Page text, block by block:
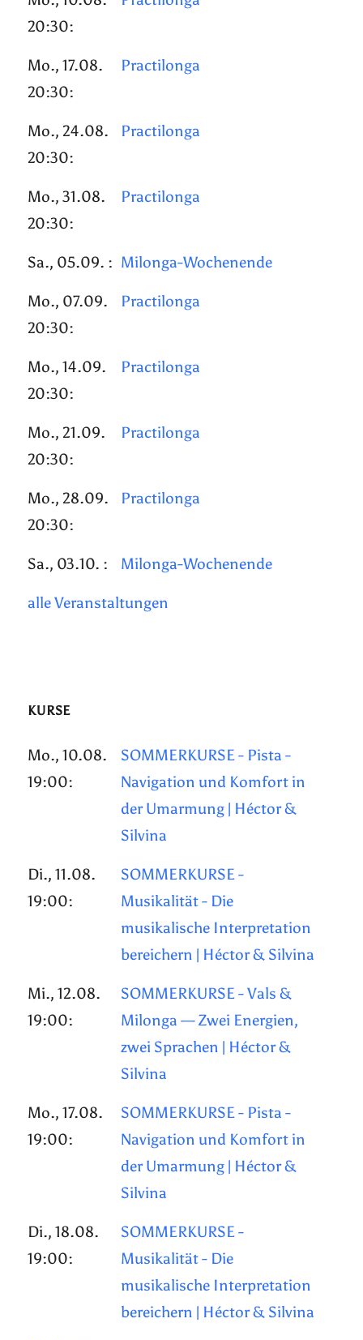
20:30:
Mo., 17.08.
20:30:
Practilonga
Mo., 24.08.
20:30:
Practilonga
Mo., 31.08.
20:30:
Practilonga
Sa., 05.09. : Milonga-Wochenende
Mo., 07.09.
20:30:
Practilonga
Mo., 14.09.
20:30:
Practilonga
Mo., 21.09.
20:30:
Practilonga
Mo., 28.09.
20:30:
Practilonga
Sa., 03.10. : Milonga-Wochenende
alle Veranstaltungen
KURSE
Mo., 10.08.
19:00:
SOMMERKURSE - Pista -
Navigation und Komfort in
der Umarmung | Héctor &
Silvina
Di., 11.08.
19:00:
SOMMERKURSE -
Musikalität - Die
musikalische Interpretation
bereichern | Héctor & Silvina
Mi., 12.08.
19:00:
SOMMERKURSE - Vals &
Milonga — Zwei Energien,
zwei Sprachen | Héctor &
Silvina
Mo., 17.08.
19:00:
SOMMERKURSE - Pista -
Navigation und Komfort in
der Umarmung | Héctor &
Silvina
Di., 18.08.
19:00:
SOMMERKURSE -
Musikalität - Die
musikalische Interpretation
bereichern | Héctor & Silvina